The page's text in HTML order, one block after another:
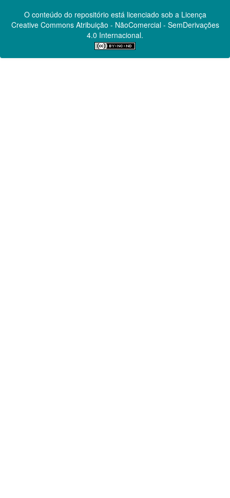
O conteúdo do repositório está licenciado sob a Licença
Creative CommonsAtribuição - NãoComercial - SemDerivações
4.0 Internacional.